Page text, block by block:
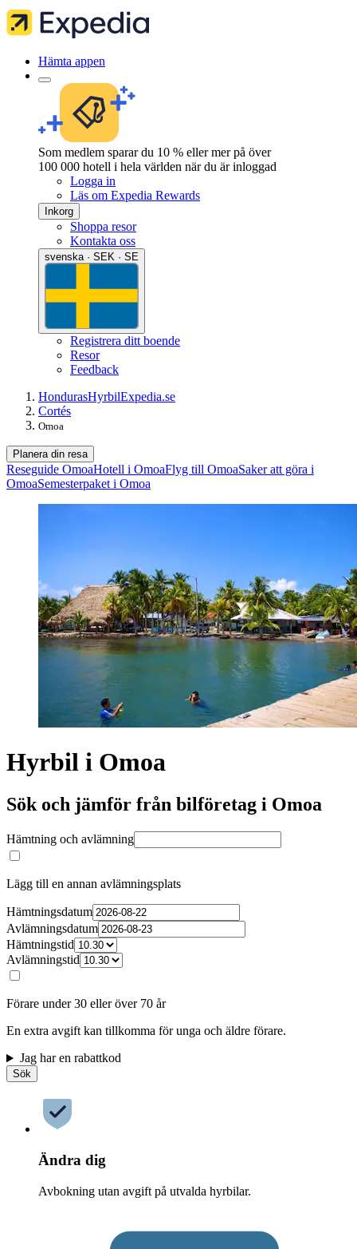
Hämta appen
Som medlem sparar du 10 % eller mer på över
100 000 hotell i hela världen när du är inloggad
Logga in
Läs om Expedia Rewards
Inkorg
Shoppa resor
Kontakta oss
svenska · SEK · SE
Registrera ditt boende
Resor
Feedback
HondurasHyrbilExpedia.se
Cortés
Omoa
Planera din resa
Reseguide OmoaHotell i OmoaFlyg till OmoaSaker att göra i
OmoaSemesterpaket i Omoa
Hyrbil i Omoa
Sök och jämför från bilföretag i Omoa
Hämtning och avlämning
Lägg till en annan avlämningsplats
Hämtningsdatum
Avlämningsdatum
Hämtningstid
Avlämningstid
Förare under 30 eller över 70 år
En extra avgift kan tillkomma för unga och äldre förare.
Jag har en rabattkod
Sök
Ändra dig
Avbokning utan avgift på utvalda hyrbilar.